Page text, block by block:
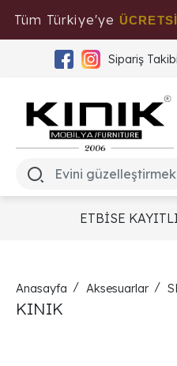
Tüm Türkiye'ye
Sipariş Takibi
ETBİSE
Anasayfa Aksesuarlar
KINIK